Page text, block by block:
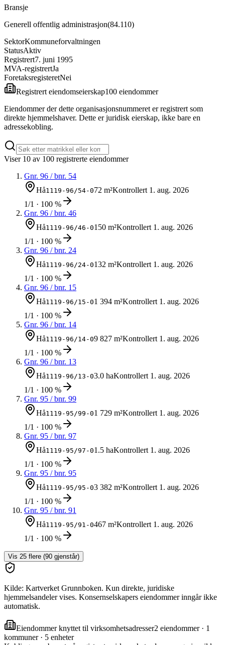
Bransje
Generell offentlig administrasjon(84.110)
SektorKommuneforvaltningen
StatusAktiv
Registrert7. juni 1995
MVA-registrertJa
ForetaksregisteretNei
Registrert eiendomseierskap100 eiendommer
Eiendommer der dette organisasjonsnummeret er registrert som
direkte hjemmelshaver. Dette er juridisk eierskap, ikke bare en
adressekobling.
Viser 10 av 100 registrerte eiendommer
Gnr. 96 / bnr. 54
Hå1119-96/54-072 m²Kontrollert 1. aug. 2026
1/1 · 100 %
Gnr. 96 / bnr. 46
Hå1119-96/46-0150 m²Kontrollert 1. aug. 2026
1/1 · 100 %
Gnr. 96 / bnr. 24
Hå1119-96/24-0132 m²Kontrollert 1. aug. 2026
1/1 · 100 %
Gnr. 96 / bnr. 15
Hå1119-96/15-01 394 m²Kontrollert 1. aug. 2026
1/1 · 100 %
Gnr. 96 / bnr. 14
Hå1119-96/14-09 827 m²Kontrollert 1. aug. 2026
1/1 · 100 %
Gnr. 96 / bnr. 13
Hå1119-96/13-03.0 haKontrollert 1. aug. 2026
1/1 · 100 %
Gnr. 95 / bnr. 99
Hå1119-95/99-01 729 m²Kontrollert 1. aug. 2026
1/1 · 100 %
Gnr. 95 / bnr. 97
Hå1119-95/97-01.5 haKontrollert 1. aug. 2026
1/1 · 100 %
Gnr. 95 / bnr. 95
Hå1119-95/95-03 382 m²Kontrollert 1. aug. 2026
1/1 · 100 %
Gnr. 95 / bnr. 91
Hå1119-95/91-0467 m²Kontrollert 1. aug. 2026
1/1 · 100 %
Vis 25 flere (90 gjenstår)
Kilde: Kartverket Grunnboken. Kun direkte, juridiske
hjemmelsandeler vises. Konsernselskapers eiendommer inngår ikke
automatisk.
Eiendommer knyttet til virksomhetsadresser2 eiendommer · 1
kommuner · 5 enheter